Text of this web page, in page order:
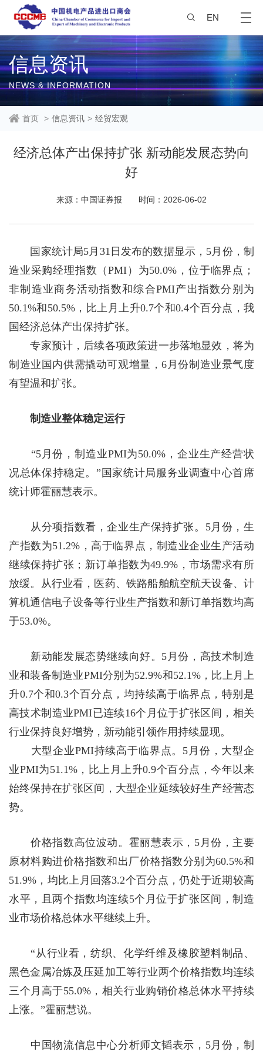
EN
信息资讯
NEWS & INFORMATION
首页 > 信息资讯 > 经贸宏观
经济总体产出保持扩张 新动能发展态势向
好
来源：中国证券报 时间：2026-06-02
国家统计局5月31日发布的数据显示，5月份，制
造业采购经理指数（PMI）为50.0%，位于临界点；
非制造业商务活动指数和综合PMI产出指数分别为
50.1%和50.5%，比上月上升0.7个和0.4个百分点，我
国经济总体产出保持扩张。
专家预计，后续各项政策进一步落地显效，将为
制造业国内供需撬动可观增量，6月份制造业景气度
有望温和扩张。
制造业整体稳定运行
“5月份，制造业PMI为50.0%，企业生产经营状
况总体保持稳定。”国家统计局服务业调查中心首席
统计师霍丽慧表示。
从分项指数看，企业生产保持扩张。5月份，生
产指数为51.2%，高于临界点，制造业企业生产活动
继续保持扩张；新订单指数为49.9%，市场需求有所
放缓。从行业看，医药、铁路船舶航空航天设备、计
算机通信电子设备等行业生产指数和新订单指数均高
于53.0%。
新动能发展态势继续向好。5月份，高技术制造
业和装备制造业PMI分别为52.9%和52.1%，比上月上
升0.7个和0.3个百分点，均持续高于临界点，特别是
高技术制造业PMI已连续16个月位于扩张区间，相关
行业保持良好增势，新动能引领作用持续显现。
大型企业PMI持续高于临界点。5月份，大型企
业PMI为51.1%，比上月上升0.9个百分点，今年以来
始终保持在扩张区间，大型企业延续较好生产经营态
势。
价格指数高位波动。霍丽慧表示，5月份，主要
原材料购进价格指数和出厂价格指数分别为60.5%和
51.9%，均比上月回落3.2个百分点，仍处于近期较高
水平，且两个指数均连续5个月位于扩张区间，制造
业市场价格总体水平继续上升。
“从行业看，纺织、化学纤维及橡胶塑料制品、
黑色金属冶炼及压延加工等行业两个价格指数均连续
三个月高于55.0%，相关行业购销价格总体水平持续
上涨。”霍丽慧说。
中国物流信息中心分析师文韬表示，5月份，制